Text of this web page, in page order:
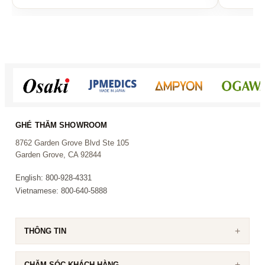
Khách hàng chọn AKS-605 vì sự kết hợp giữa
Bộ loa kiểu showcase
phòng nhìn hoàn chỉnh và sang hơn
analog với hỗ trợ xử lý hiện đại
Bộ micro cao cấp
GHÉ THĂM SHOWROOM
8762 Garden Grove Blvd Ste 105
Garden Grove, CA 92844
English: 800-928-4331
Vietnamese: 800-640-5888
THÔNG TIN